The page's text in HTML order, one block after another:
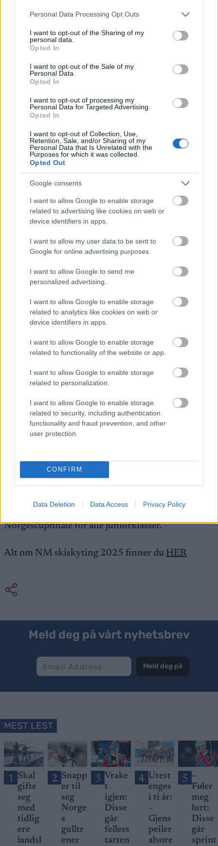
Please note that this website/app uses one or more Google
not limited to your visit or usage behaviour. You may click to
grant or deny consent to Google and its third-party tags to
use your data for below specified purposes in below Google
consent section.
Personal Data Processing Opt Outs
I want to opt-out of the Sharing of my
personal data.
Opted In
I want to opt-out of the Sale of my
Personal Data.
Opted In
I want to opt-out of processing my
Personal Data for Targeted Advertising.
Opted In
I want to opt-out of Collection, Use,
Retention, Sale, and/or Sharing of my
Personal Data that Is Unrelated with the
Purposes for which it was collected.
Opted Out
Google consents
I want to allow Google to enable storage
related to advertising like cookies on web or
device identifiers in apps.
I want to allow my user data to be sent to
Google for online advertising purposes.
I want to allow Google to send me
personalized advertising.
I want to allow Google to enable storage
related to analytics like cookies on web or
device identifiers in apps.
I want to allow Google to enable storage
related to functionality of the website or app.
I want to allow Google to enable storage
related to personalization.
I want to allow Google to enable storage
related to security, including authentication
functionality and fraud prevention, and other
user protection.
CONFIRM
Data Deletion Data Access Privacy Policy
langrenn: – Det var sykt artig, men vi jubler ikke
kjempehøyt
At Hedegart går for skiskyting gleder NRKs
skiskytterekspert Ola Lunde. Senest på torsdag
mente nettopp Lunde at Hedegart burde gå for
langrenn, men nå har også han snudd.
– Jeg er kjempeglad for at han har tatt dette valget
nå. For det har gjør i løypa her nå, det viser hans
enorme kapasitet. Jeg har ikke sett han så rå, men
dette var stort skytemessig også, sier Lunde.
Nå er Einar Hedegart altså norgesmester på
fellesstart, og innehaver av en kongepokal.
Flere av elitelandslagsløperne havnet et godt
stykke bak.
NM skiskyting 2025 resultater
Topp 3 menn, fellesstart
1. Einar Hedegart, Inderøy IL/Team Hugaas,
(0+1+0+1), 35:28.5
+0:01.1
3. Isak Frey, Bærums skiklubb, (0+0+2+0),
+0:32.9
Saken oppdateres
skiskyting 2025. Mesterskapet åpnet med sprint
på fredag. Søndag avslutter årets NM med stafetter
for kvinner og menn.
Norgescupfinale for alle juniorklasser.
Alt om NM skiskyting 2025 finner du HER
Meld deg på vårt nyhetsbrev
Meld deg på
MEST LEST
1 Skal
gifte
seg
med
tidlig
ere
landsl
2 Snapp
er til
seg
Norge
s
gulltr
ener
3 Vrake
t
igjen:
Disse
går
felless
tarten
4 Utest
enges
i ti år:
–
Gjens
peiler
alvore
5 –
Føler
meg
lurt:
Disse
går
sprint